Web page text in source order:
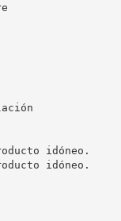
idóneo.
idóneo.